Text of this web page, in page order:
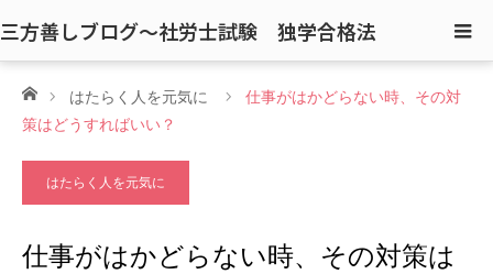
三方善しブログ〜社労士試験 独学合格法
ホームはたらく人を元気に
仕事がはかどらない時、その対
策はどうすればいい？
はたらく人を元気に
仕事がはかどらない時、その対策は